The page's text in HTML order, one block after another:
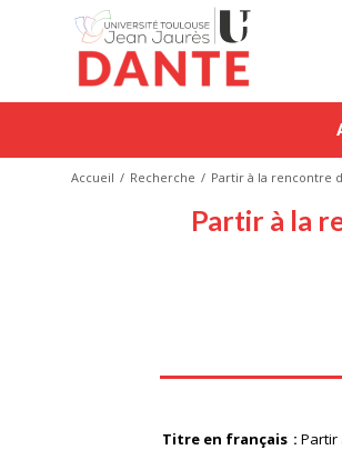
Accueil Recherche Partir à la rencontre
Partir à la
Titre en français
Partir